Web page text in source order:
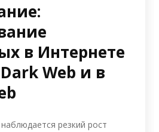
в Интернете
Web и в
резкий рост